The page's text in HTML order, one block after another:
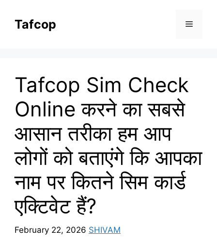
contentTafcop Menu
Tafcop Sim Check
Online करने का सबसे
आसान तरीका हम आप
लोगों को बताएंगे कि आपका
नाम पर कितने सिम कार्ड
एक्टिवेट हैं?
February 22, 2026 SHIVAM